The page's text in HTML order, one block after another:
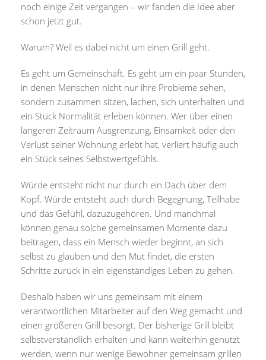
noch einige Zeit vergangen – wir fanden die Idee aber
schon jetzt gut.
Warum? Weil es dabei nicht um einen Grill geht.
Es geht um Gemeinschaft. Es geht um ein paar Stunden,
in denen Menschen nicht nur ihre Probleme sehen,
sondern zusammen sitzen, lachen, sich unterhalten und
ein Stück Normalität erleben können. Wer über einen
längeren Zeitraum Ausgrenzung, Einsamkeit oder den
Verlust seiner Wohnung erlebt hat, verliert häufig auch
ein Stück seines Selbstwertgefühls.
Würde entsteht nicht nur durch ein Dach über dem
Kopf. Würde entsteht auch durch Begegnung, Teilhabe
und das Gefühl, dazuzugehören. Und manchmal
können genau solche gemeinsamen Momente dazu
beitragen, dass ein Mensch wieder beginnt, an sich
selbst zu glauben und den Mut findet, die ersten
Schritte zurück in ein eigenständiges Leben zu gehen.
Deshalb haben wir uns gemeinsam mit einem
verantwortlichen Mitarbeiter auf den Weg gemacht und
einen größeren Grill besorgt. Der bisherige Grill bleibt
selbstverständlich erhalten und kann weiterhin genutzt
werden, wenn nur wenige Bewohner gemeinsam grillen